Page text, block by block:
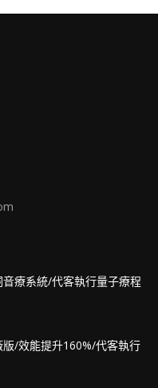
療系統/代客執行量子療程
版/效能提升160%/代客執行